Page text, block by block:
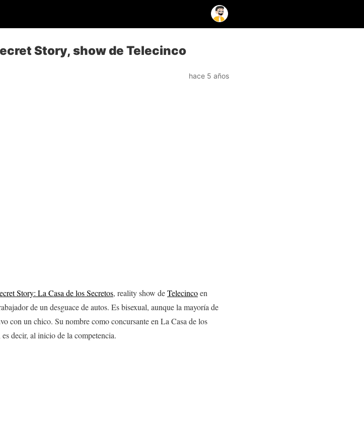
Story, show de Telecinco
hace 5 años
Story: La Casa de los Secretos, reality show deTelecincoen
de un desguace de autos. Es bisexual, aunque la mayoría de
con un chico. Su nombre como concursante en La Casa de los
decir, al inicio de la competencia.